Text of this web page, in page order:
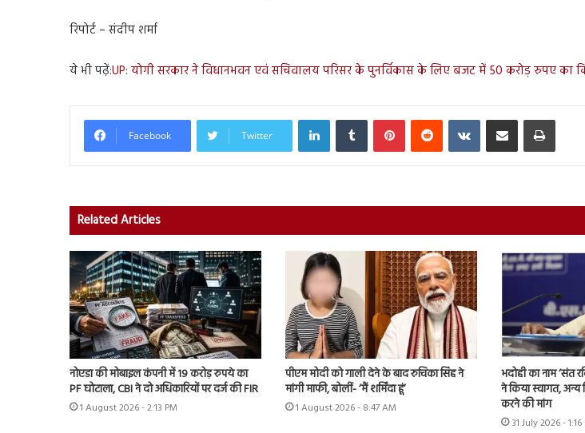
रिपोर्ट – संदीप शर्मा
ये भी पढ़ें:UP: योगी सरकार ने विधानभवन एवं सचिवालय परिसर के पुनर्विकास के लिए बजट में 50 करोड़ रुपए का
Facebook Twitter
LinkedInTumblr PinterestReddit VKontakteShare via Email Print
Related Articles
नोएडा की मोबाइल कंपनी में 19 करोड़ रुपये का
PF घोटाला, CBI ने दो अधिकारियों पर दर्ज की FIR
1 August 2026 - 2:13 PM
पीएम मोदी को गाली देने के बाद रुचिका सिंह ने
मांगी माफी, बोलीं- ‘मैं शर्मिंदा हूं’
1 August 2026 - 8:47 AM
भदोही का नाम ‘संत
ने किया स्वागत, अन्य
करने की मांग
31 July 2026 - 1:16